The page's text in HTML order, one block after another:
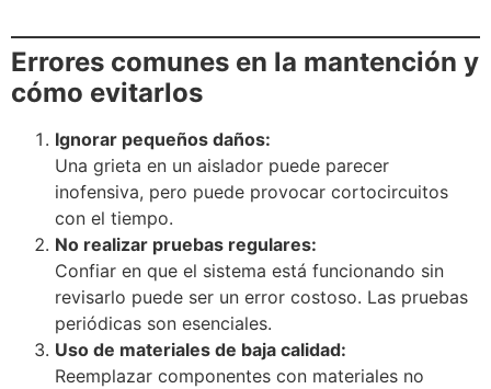
Errores comunes en la mantención y
cómo evitarlos
Ignorar pequeños daños:
Una grieta en un aislador puede parecer
inofensiva, pero puede provocar cortocircuitos
con el tiempo.
No realizar pruebas regulares:
Confiar en que el sistema está funcionando sin
revisarlo puede ser un error costoso. Las pruebas
periódicas son esenciales.
Uso de materiales de baja calidad:
Reemplazar componentes con materiales no